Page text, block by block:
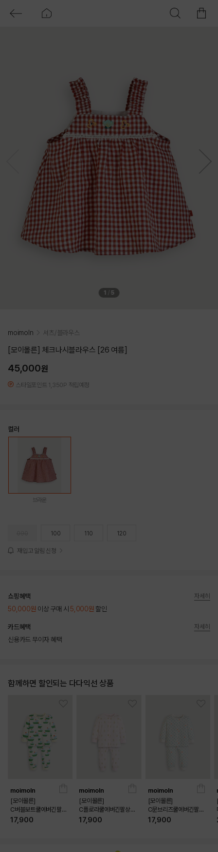
1 5
moimoln 셔츠/블라우스
[모이몰른] 체크나시블라우스 [26 여름]
45,000원
스타일포인트 1,350P 적립예정
컬러
브라운
100 110 120
재입고 알림 신청
쇼핑혜택
50,000원 이상 구매 시 5,000원 할인
자세히
카드혜택
신용카드 무이자 혜택
자세히
함께하면 할인되는 다다익선 상품
moimoln
[모이몰른]
C버블보트쿨에버긴팔상
하 [26 여름]
17,900
moimoln
[모이몰른]
C플로라쿨에버긴팔상하
[26 여름]
17,900
moimoln
[모이몰른]
C문브리즈쿨에버긴팔상
하 [26 여름]
17,900